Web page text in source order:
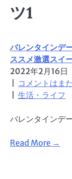
ツ1
バレンタインデ
ススメ激選スイ
2022年2月16日
コメントはま
生活・ライフ
バレンタインデ
Read More →